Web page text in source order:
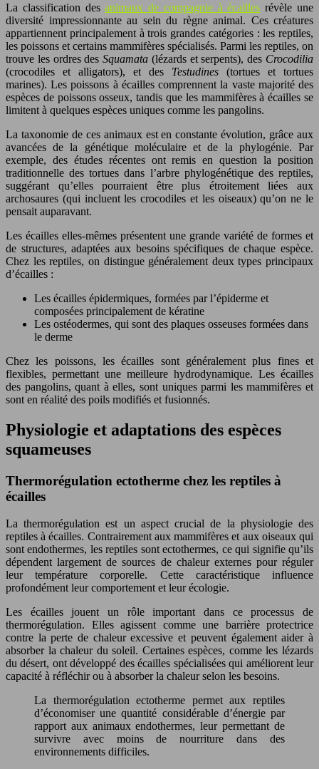
La classification desanimaux de compagnie à écailles révèle une
diversité impressionnante au sein du règne animal. Ces créatures
appartiennent principalement à trois grandes catégories : les reptiles,
les poissons et certains mammifères spécialisés. Parmi les reptiles, on
trouve les ordres desSquamata (lézards et serpents), des Crocodilia
(crocodiles et alligators), et des Testudines (tortues et tortues
marines). Les poissons à écailles comprennent la vaste majorité des
espèces de poissons osseux, tandis que les mammifères à écailles se
limitent à quelques espèces uniques comme les pangolins.
La taxonomie de ces animaux est en constante évolution, grâce aux
avancées de la génétique moléculaire et de la phylogénie. Par
exemple, des études récentes ont remis en question la position
traditionnelle des tortues dans l’arbre phylogénétique des reptiles,
suggérant qu’elles pourraient être plus étroitement liées aux
archosaures (qui incluent les crocodiles et les oiseaux) qu’on ne le
pensait auparavant.
Les écailles elles-mêmes présentent une grande variété de formes et
de structures, adaptées aux besoins spécifiques de chaque espèce.
Chez les reptiles, on distingue généralement deux types principaux
d’écailles :
Les écailles épidermiques, formées par l’épiderme et
composées principalement de kératine
Les ostéodermes, qui sont des plaques osseuses formées dans
le derme
Chez les poissons, les écailles sont généralement plus fines et
flexibles, permettant une meilleure hydrodynamique. Les écailles
des pangolins, quant à elles, sont uniques parmi les mammifères et
sont en réalité des poils modifiés et fusionnés.
Physiologie et adaptations des espèces
squameuses
Thermorégulation ectotherme chez les reptiles à
écailles
La thermorégulation est un aspect crucial de la physiologie des
reptiles à écailles. Contrairement aux mammifères et aux oiseaux qui
sont endothermes, les reptiles sont ectothermes, ce qui signifie qu’ils
dépendent largement de sources de chaleur externes pour réguler
leur température corporelle. Cette caractéristique influence
profondément leur comportement et leur écologie.
Les écailles jouent un rôle important dans ce processus de
thermorégulation. Elles agissent comme une barrière protectrice
contre la perte de chaleur excessive et peuvent également aider à
absorber la chaleur du soleil. Certaines espèces, comme les lézards
du désert, ont développé des écailles spécialisées qui améliorent leur
capacité à réfléchir ou à absorber la chaleur selon les besoins.
La thermorégulation ectotherme permet aux reptiles
d’économiser une quantité considérable d’énergie par
rapport aux animaux endothermes, leur permettant de
survivre avec moins de nourriture dans des
environnements difficiles.